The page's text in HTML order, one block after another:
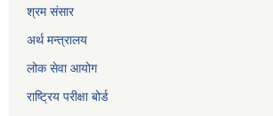
श्रम संसार
अर्थ मन्त्रालय
लोक सेवा आयोग
राष्ट्रिय परीक्षा बोर्ड